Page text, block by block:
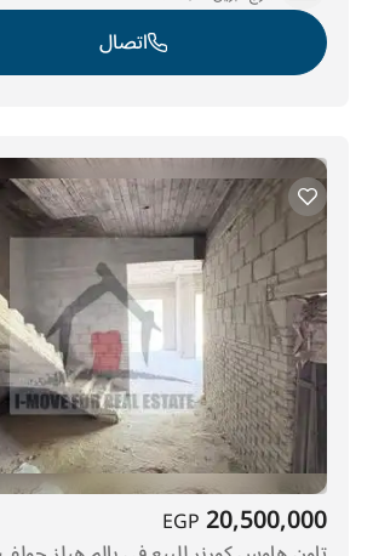
اتصال
20,500,000
EGP